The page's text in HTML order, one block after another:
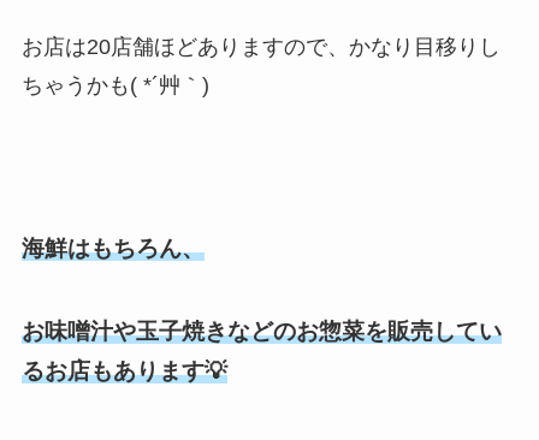
お店は20店舗ほどありますので、かなり目移りし
ちゃうかも( *´艸｀)
海鮮はもちろん、
お味噌汁や玉子焼きなどのお惣菜を販売してい
るお店もあります💡